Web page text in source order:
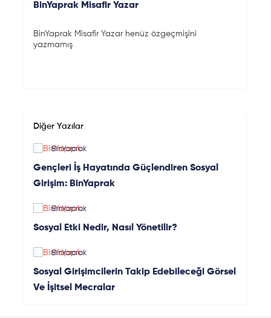
BinYaprak Misafir Yazar
BinYaprak Misafir Yazar henüz özgeçmişini
yazmamış
Diğer Yazılar
BinYaprak
Gençleri İş Hayatında Güçlendiren Sosyal
Girişim: BinYaprak
BinYaprak
Sosyal Etki Nedir, Nasıl Yönetilir?
BinYaprak
Sosyal Girişimcilerin Takip Edebileceği Görsel
Ve İşitsel Mecralar